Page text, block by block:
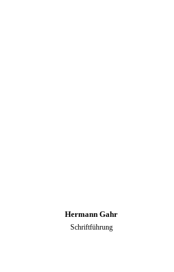
Hermann Gahr Mag.
Schriftführung